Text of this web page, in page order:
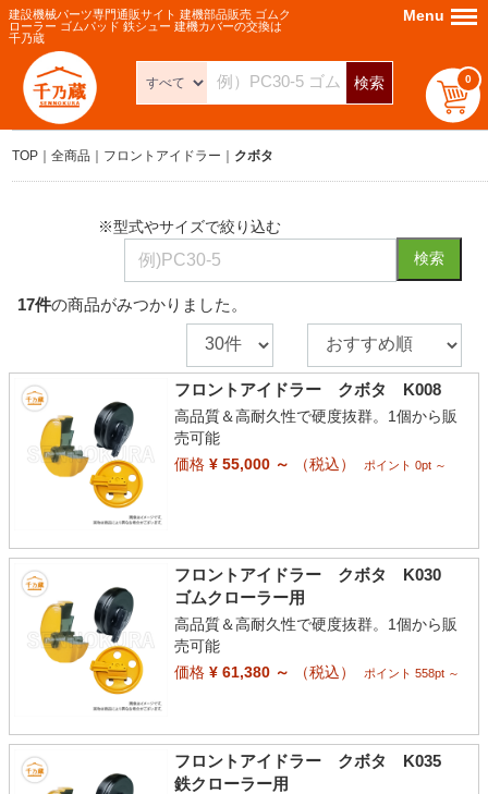
建設機械パーツ専門通販サイト 建機部品販売 ゴムク
ローラー ゴムパッド 鉄シュー 建機カバーの交換は
千乃蔵
検索 0
Menu Menu
TOP 全商品 フロントアイドラー クボタ
※型式やサイズで絞り込む
検索
17件の商品がみつかりました。
フロントアイドラー クボタ K008
高品質＆高耐久性で硬度抜群。1個から販
売可能
価格¥ 55,000 ～ （税込） ポイント 0pt ～
フロントアイドラー クボタ K030
ゴムクローラー用
高品質＆高耐久性で硬度抜群。1個から販
売可能
価格¥ 61,380 ～ （税込） ポイント 558pt ～
フロントアイドラー クボタ K035
鉄クローラー用